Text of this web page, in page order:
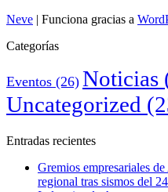
Neve | Funciona gracias a
Categorías
Eventos (26) Noticias
Uncategorized
Entradas recientes
Gremios empresariales
regional tras sismos del